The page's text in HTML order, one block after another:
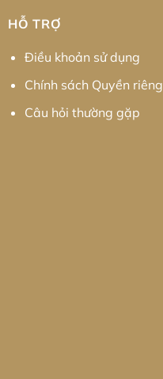
HỖ TRỢ
Điều khoản sử dụng
Chính sách Quyền
Câu hỏi thường gặp